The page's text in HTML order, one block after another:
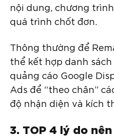
nội dung, chương
quá trình chốt đơn.
Thông thường để
thể kết hợp danh
quảng cáo Google
Ads để “theo chân”
độ nhận diện và kích
3. TOP 4 lý do